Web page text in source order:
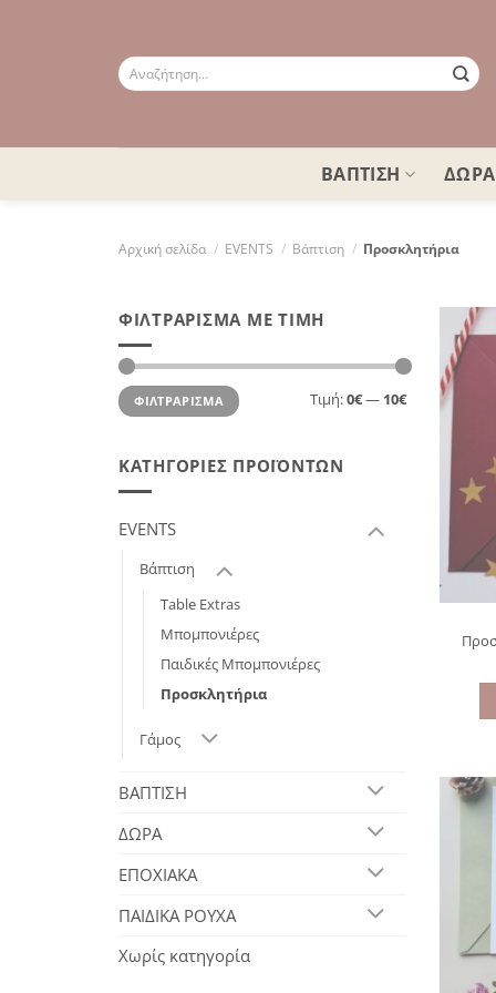
Αναζήτηση
για:
ΒΑΠΤΙΣΗ ΔΩΡΑ
Αρχική σελίδα / EVENTS / Βάπτιση / Προσκλητήρια
ΦΙΛΤΡΆΡΙΣΜΑ ΜΕ ΤΙΜΉ
Ελάχιστη
τιμή
Μέγιστη
τιμήΦΙΛΤΡΆΡΙΣΜΑ Τιμή:0€— 10€
ΚΑΤΗΓΟΡΊΕΣ ΠΡΟΪΌΝΤΩΝ
EVENTS
Βάπτιση
Table Extras
Μπομπονιέρες
Παιδικές Μπομπονιέρες
Προσκλητήρια
Γάμος
ΒΑΠΤΙΣΗ
ΔΩΡΑ
ΕΠΟΧΙΑΚΑ
ΠΑΙΔΙΚΑ ΡΟΥΧΑ
Χωρίς κατηγορία